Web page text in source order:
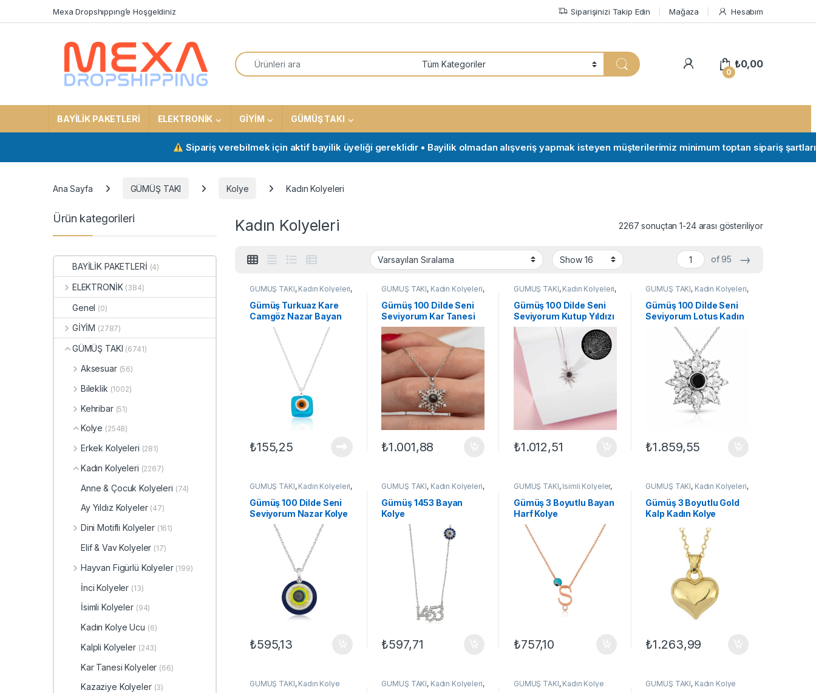
Mexa Dropshıppıng’e Hoşgeldiniz Siparişinizi Takip Edin Mağaza Hesabım
Search for:
My Account
0
₺0,00
BAYİLİK PAKETLERİ ELEKTRONİK GİYİM GÜMÜŞ TAKI
Sipariş verebilmek için aktif bayilik üyeliği gereklidir • Bayilik olmadan alışveriş yapmak isteyen müşterilerimiz minimum toptan sipariş şartları için
Ana Sayfa GÜMÜŞ TAKI Kolye Kadın Kolyeleri
Kadın Kolyeleri 2267 sonuçtan 1-24 arası gösteriliyor
of 95 →
GÜMÜŞ TAKI, Kadın Kolyeleri,
Nazar Kolyeler
Gümüş Turkuaz Kare
Camgöz Nazar Bayan
₺155,25
GÜMÜŞ TAKI, Kadın Kolyeleri,
Kar Tanesi Kolyeler
Kolye
Gümüş 100 Dilde Seni
Seviyorum Kar Tanesi
Kadın Kolye
₺1.001,88
GÜMÜŞ TAKI, Kadın Kolyeleri,
Taşlı Kolyeler
Zirkon
Taşlı Kolyeler
Gümüş 100 Dilde Seni
Seviyorum Kutup Yıldızı
Kadın Kolye
₺1.012,51
GÜMÜŞ TAKI, Kadın Kolyeleri,
Taşlı Kolyeler
Zirkon
Taşlı Kolyeler
Gümüş 100 Dilde Seni
Seviyorum Lotus Kadın
₺1.859,55
GÜMÜŞ TAKI, Kadın Kolyeleri,
Nazar Kolyeler
Gümüş 100 Dilde Seni
Seviyorum Nazar Kolye
₺595,13
GÜMÜŞ TAKI, Kadın Kolyeleri,
Taşlı Kolyeler
Zirkon
Taşlı Kolyeler
Gümüş 1453 Bayan
Kolye
₺597,71
GÜMÜŞ TAKI, İsimli Kolyeler,
Kadın Kolyeleri
Gümüş 3 Boyutlu Bayan
Harf Kolye
₺757,10
GÜMÜŞ TAKI, Kadın Kolyeleri,
Kalpli Kolyeler
Gümüş 3 Boyutlu Gold
Kalp Kadın Kolye
₺1.263,99
GÜMÜŞ TAKI, Kadın Kolye
GÜMÜŞ TAKI, Kadın Kolyeleri,
GÜMÜŞ TAKI, Kadın Kolye
GÜMÜŞ TAKI, Kadın Kolye
Ürün kategorileri
BAYİLİK PAKETLERİ (4)
ELEKTRONİK (384)
Genel (0)
GİYİM (2787)
GÜMÜŞ TAKI (6741)
Aksesuar (56)
Bileklik (1002)
Kehribar (51)
Kolye (2548)
Erkek Kolyeleri (281)
Kadın Kolyeleri (2267)
Anne & Çocuk Kolyeleri (74)
Ay Yıldız Kolyeler (47)
Dini Motifli Kolyeler (161)
Elif & Vav Kolyeler (17)
Hayvan Figürlü Kolyeler (199)
İnci Kolyeler (13)
İsimli Kolyeler (94)
Kadın Kolye Ucu (6)
Kalpli Kolyeler (243)
Kar Tanesi Kolyeler (66)
Kazaziye Kolyeler (3)